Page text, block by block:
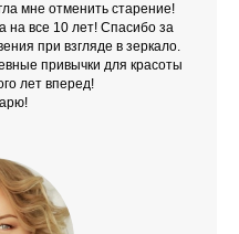
мне отменить старение!
на все 10 лет! Спасибо за
при взгляде в зеркало.
привычки для красоты
лет вперед!